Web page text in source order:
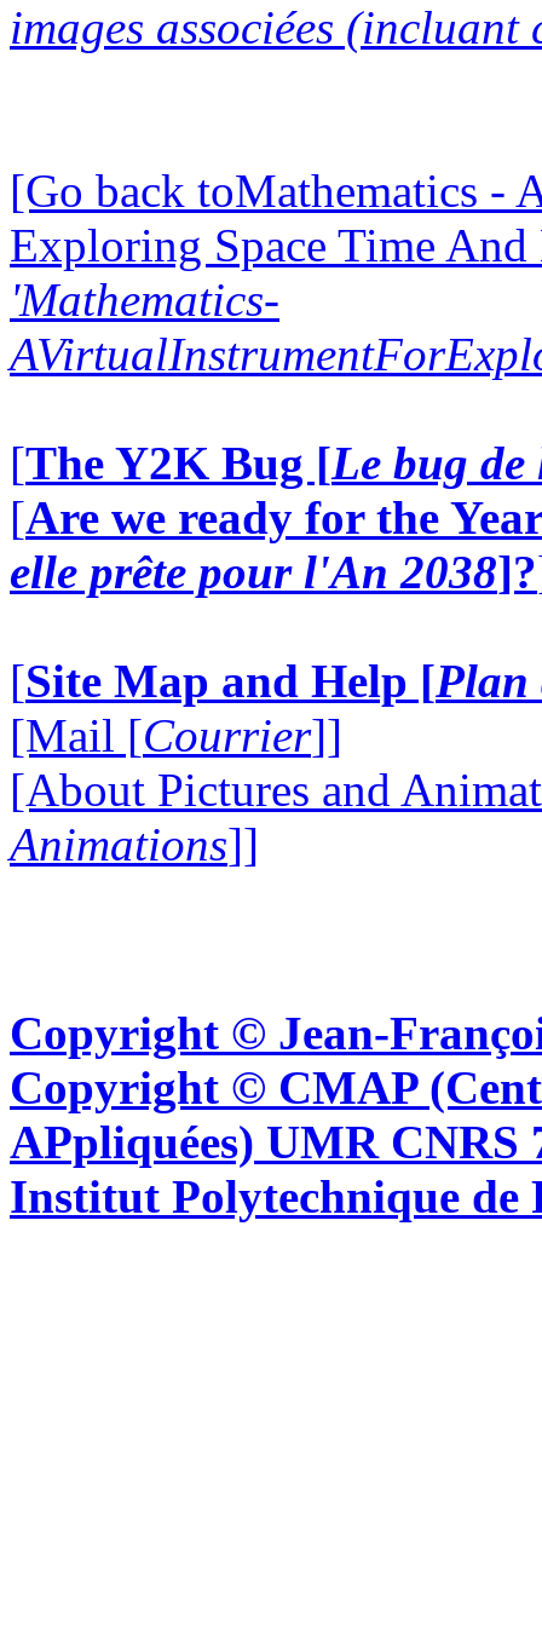
images associées (incluant
[Go back toMathematics -
Exploring Space Time
'Mathematics-
[The Y2K Bug [Le bug
[Are we ready for the
elle prête pour l'An 2038]?
[Site Map and Help [Plan
[Mail [Courrier]]
[About Pictures and
Animations]]
Copyright © Jean-
Copyright © CMAP
APpliquées) UMR CNRS
Institut Polytechnique de